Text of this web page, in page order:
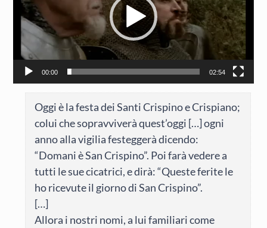
00:00 02:54
Oggi è la festa dei Santi Crispino e Crispiano;
colui che sopravviverà quest’oggi […] ogni
anno alla vigilia festeggerà dicendo:
“Domani è San Crispino”. Poi farà vedere a
tutti le sue cicatrici, e dirà: “Queste ferite le
ho ricevute il giorno di San Crispino”.
[…]
Allora i nostri nomi, a lui familiari come